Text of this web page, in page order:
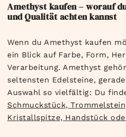
Amethyst kaufen – worauf
und Qualität achten kannst
Wenn du Amethyst kaufen
ein Blick auf Farbe, Form,
Verarbeitung. Amethyst
seltensten Edelsteine,
Auswahl so vielfältig: Du
Schmuckstück,
Kristallspitze, Handstück